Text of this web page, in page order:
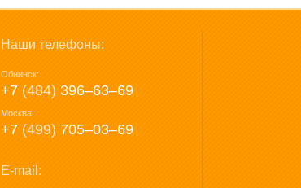
Наши телефоны:
Обнинск:
+7 (484) 396‒63‒69
Москва:
+7 (499) 705‒03‒69
E-mail: